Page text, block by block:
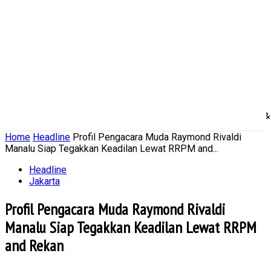
Politik
Home Headline Profil Pengacara Muda Raymond Rivaldi
Manalu Siap Tegakkan Keadilan Lewat RRPM and...
Headline
Jakarta
Profil Pengacara Muda Raymond Rivaldi
Manalu Siap Tegakkan Keadilan Lewat RRPM
and Rekan